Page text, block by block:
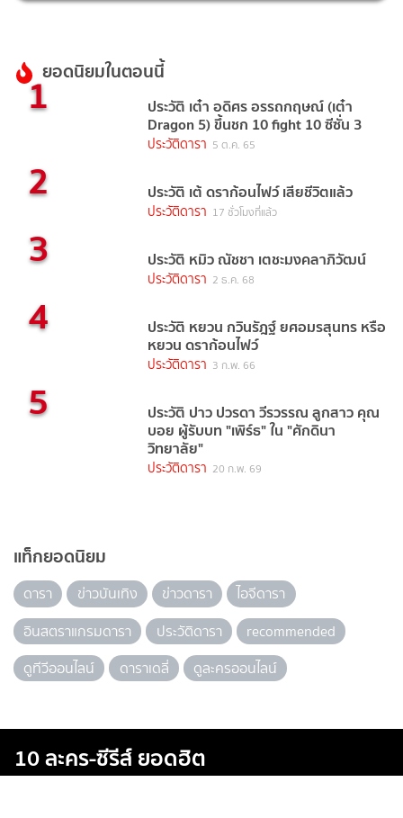
ยอดนิยมในตอนนี้
1 ประวัติ เต๋า อดิศร อรรถกฤษณ์ (เต๋า
Dragon 5) ขึ้นชก 10 fight 10 ซีซั่น 3
ประวัติดารา 5 ต.ค. 65
2 ประวัติ เต้ ดราก้อนไฟว์ เสียชีวิตแล้ว
ประวัติดารา 17 ชั่วโมงที่แล้ว
3 ประวัติ หมิว ณัชชา เตชะมงคลาภิวัฒน์
ประวัติดารา 2 ธ.ค. 68
4 ประวัติ หยวน กวินรัฎฐ์ ยศอมรสุนทร หรือ
หยวน ดราก้อนไฟว์
ประวัติดารา 3 ก.พ. 66
5 ประวัติ ปาว ปวรดา วีรวรรณ ลูกสาว คุณ
บอย ผู้รับบท "เพิร์ธ" ใน "ศักดินา
วิทยาลัย"
ประวัติดารา 20 ก.พ. 69
แท็กยอดนิยม
ดารา ข่าวบันเทิง ข่าวดารา
ไอจีดารา
อินสตราแกรมดารา
ประวัติดารา
recommended
ดูทีวีออนไลน์
ดาราเดลี่ ดูละครออนไลน์
10 ละคร-ซีรีส์ ยอดฮิต